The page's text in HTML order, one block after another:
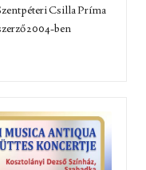
Csilla Príma
2004-ben